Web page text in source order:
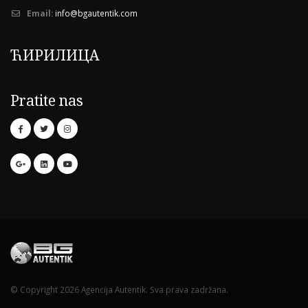
Email: info@bgautentik.com
ЋИРИЛИЦА
Pratite nas
© Copyright 2026 Agencija Autentik. Sva prava zadržana.